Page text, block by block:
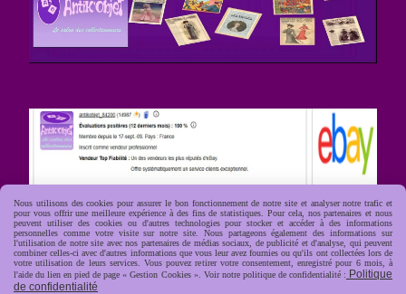
Nous utilisons des cookies pour assurer le bon fonctionnement de notre site et analyser notre trafic et
pour vous offrir une meilleure expérience à des fins de statistiques. Pour cela, nos partenaires et nous
peuvent utiliser des cookies ou d'autres technologies pour stocker et accéder à des informations
personnelles comme votre visite sur notre site. Nous partageons également des informations sur
l'utilisation de notre site avec nos partenaires de médias sociaux, de publicité et d'analyse, qui peuvent
combiner celles-ci avec d'autres informations que vous leur avez fournies ou qu'ils ont collectées lors de
votre utilisation de leurs services. Vous pouvez retirer votre consentement, enregistré pour 6 mois, à
l'aide du lien en pied de page « Gestion Cookies ». Voir notre politique de confidentialité : Politique
de confidentialité